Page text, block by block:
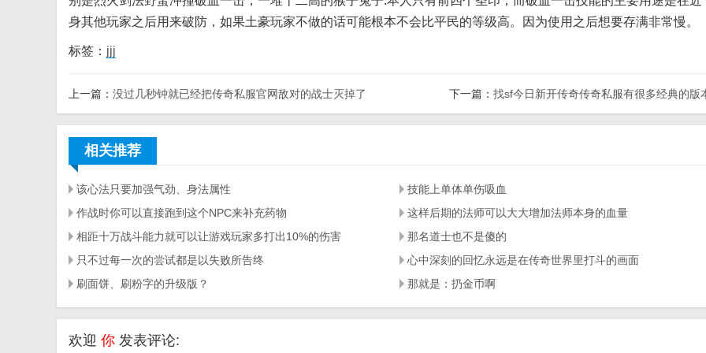
身其他玩家之后用来破防，如果土豪玩家不做的话可能根本不会比平民的等级高。因为使用之后想要存满非常慢。
标签： jjj
上一篇： 没过几秒钟就已经把传奇私服官网敌对的战士灭掉了 下一篇： 找sf今日新开传奇传奇私服有很多经典的版
相关推荐
该心法只要加强气劲、身法属性
技能上单体单伤吸血
作战时你可以直接跑到这个NPC来补充药物
这样后期的法师可以大大增加法师本身的血量
相距十万战斗能力就可以让游戏玩家多打出10%的伤害
那名道士也不是傻的
只不过每一次的尝试都是以失败所告终
心中深刻的回忆永远是在传奇世界里打斗的画面
刷面饼、刷粉字的升级版？
那就是：扔金币啊
欢迎 你 发表评论: